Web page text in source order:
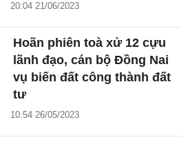
20:04 21/06/2023
Hoãn phiên toà xử 12 cựu
lãnh đạo, cán bộ Đồng Nai
vụ biến đất công thành đất
tư
10:54 26/05/2023